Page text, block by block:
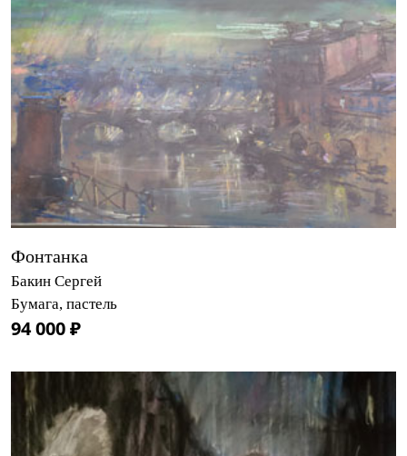
Фонтанка
Бакин Сергей
Бумага, пастель
94 000 ₽